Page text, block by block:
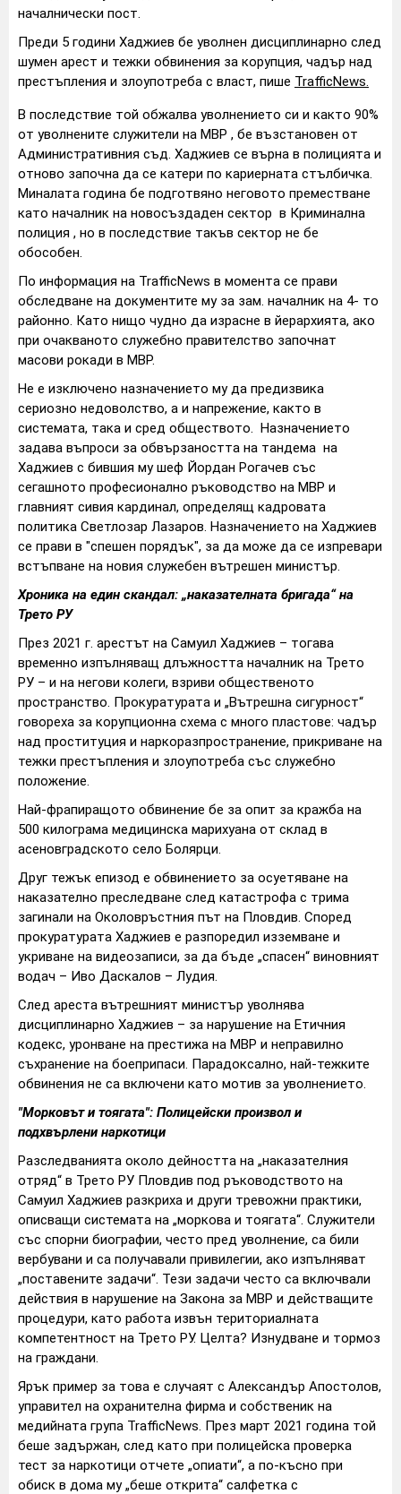
началнически пост.
Преди 5 години Хаджиев бе уволнен дисциплинарно след
шумен арест и тежки обвинения за корупция, чадър над
престъпления и злоупотреба с власт, пише TrafficNews.
В последствие той обжалва уволнението си и както 90%
от уволнените служители на МВР , бе възстановен от
Административния съд. Хаджиев се върна в полицията и
отново започна да се катери по кариерната стълбичка.
Миналата година бе подготвяно неговото преместване
като началник на новосъздаден сектор в Криминална
полиция , но в последствие такъв сектор не бе
обособен.
По информация на TrafficNews в момента се прави
обследване на документите му за зам. началник на 4- то
районно. Като нищо чудно да израсне в йерархията, ако
при очакваното служебно правителство започнат
масови рокади в МВР.
Не е изключено назначението му да предизвика
сериозно недоволство, а и напрежение, както в
системата, така и сред обществото. Назначението
задава въпроси за обвързаността на тандема на
Хаджиев с бившия му шеф Йордан Рогачев със
сегашното професионално ръководство на МВР и
главният сивия кардинал, определящ кадровата
политика Светлозар Лазаров. Назначението на Хаджиев
се прави в "спешен порядък", за да може да се изпревари
встъпване на новия служебен вътрешен министър.
Хроника на един скандал: „наказателната бригада“ на
Трето РУ
През 2021 г. арестът на Самуил Хаджиев – тогава
временно изпълняващ длъжността началник на Трето
РУ – и на негови колеги, взриви общественото
пространство. Прокуратурата и „Вътрешна сигурност“
говореха за корупционна схема с много пластове: чадър
над проституция и наркоразпространение, прикриване на
тежки престъпления и злоупотреба със служебно
положение.
Най-фрапиращото обвинение бе за опит за кражба на
500 килограма медицинска марихуана от склад в
асеновградското село Болярци.
Друг тежък епизод е обвинението за осуетяване на
наказателно преследване след катастрофа с трима
загинали на Околовръстния път на Пловдив. Според
прокуратурата Хаджиев е разпоредил изземване и
укриване на видеозаписи, за да бъде „спасен“ виновният
водач – Иво Даскалов – Лудия.
След ареста вътрешният министър уволнява
дисциплинарно Хаджиев – за нарушение на Етичния
кодекс, уронване на престижа на МВР и неправилно
съхранение на боеприпаси. Парадоксално, най-тежките
обвинения не са включени като мотив за уволнението.
"Морковът и тоягата": Полицейски произвол и
подхвърлени наркотици
Разследванията около дейността на „наказателния
отряд“ в Трето РУ Пловдив под ръководството на
Самуил Хаджиев разкриха и други тревожни практики,
описващи системата на „моркова и тоягата“. Служители
със спорни биографии, често пред уволнение, са били
вербувани и са получавали привилегии, ако изпълняват
„поставените задачи“. Тези задачи често са включвали
действия в нарушение на Закона за МВР и действащите
процедури, като работа извън териториалната
компетентност на Трето РУ. Целта? Изнудване и тормоз
на граждани.
Ярък пример за това е случаят с Александър Апостолов,
управител на охранителна фирма и собственик на
медийната група TrafficNews. През март 2021 година той
беше задържан, след като при полицейска проверка
тест за наркотици отчете „опиати“, а по-късно при
обиск в дома му „беше открита“ салфетка с